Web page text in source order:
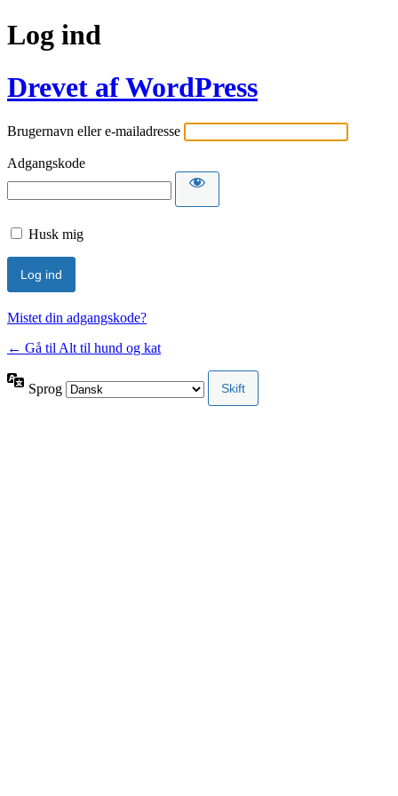
Log ind
Drevet af WordPress
Brugernavn eller e-mailadresse
Adgangskode
Husk mig
Mistet din adgangskode?
← Gå til Alt til hund og kat
Sprog